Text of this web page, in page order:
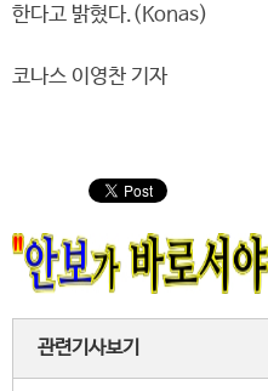
한다고 밝혔다.(Konas)
코나스 이영찬 기자
관련기사보기